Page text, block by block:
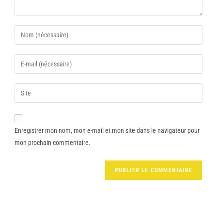
Enregistrer mon nom, mon e-mail et mon site dans le navigateur pour
mon prochain commentaire.